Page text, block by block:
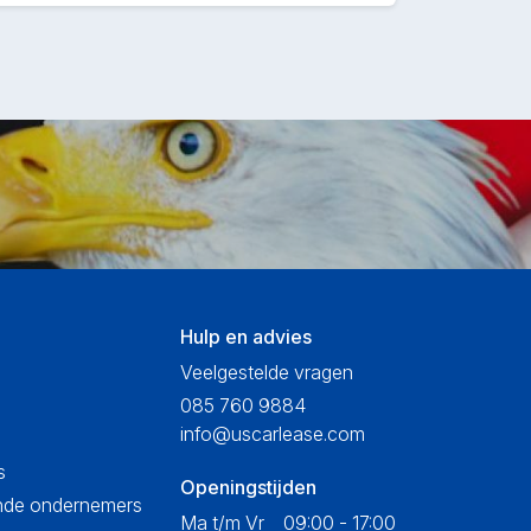
ondernemers
Hulp en advies
Veelgestelde vragen
085 760 9884
info@uscarlease.com
Openingstijden
Ma t/m Vr
09:00 - 17:00